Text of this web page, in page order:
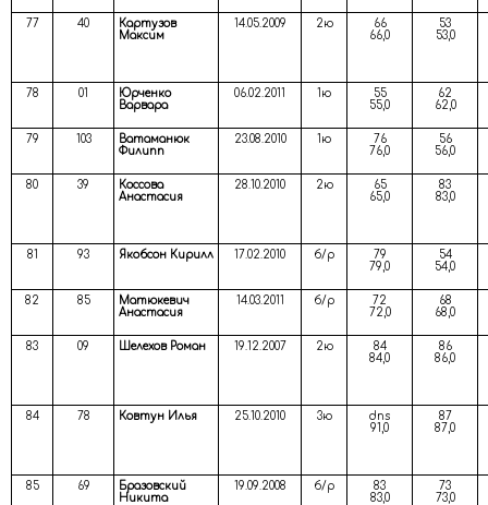
77 40
Картузов
Максим
14.05.2009 2ю
66
66,0
53
53,0
78 01
Юрченко
Варвара
06.02.2011 1ю
55
55,0
62
62,0
79 103
Ватаманюк
Филипп
23.08.2010 1ю
76
76,0
56
56,0
80 39
Коссова
Анастасия
28.10.2010 2ю
65
65,0
83
83,0
81 93 Якобсон Кирилл 17.02.2010 б/р
79
79,0
54
54,0
82 85
Матюкевич
Анастасия
14.03.2011 б/р
72
72,0
68
68,0
83 09 Шелехов Роман 19.12.2007 2ю
84
84,0
86
86,0
84 78 Ковтун Илья 25.10.2010 3ю
dns
91,0
87
87,0
85 69
Бразовский
Никита
19.09.2008 б/р
83
83,0
73
73,0